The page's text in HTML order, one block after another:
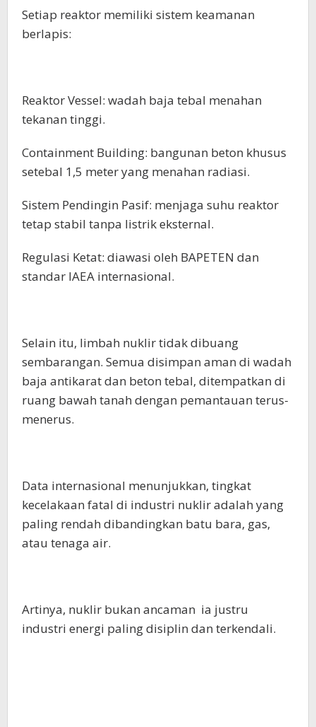
Setiap reaktor memiliki sistem keamanan
berlapis:
Reaktor Vessel: wadah baja tebal menahan
tekanan tinggi.
Containment Building: bangunan beton khusus
setebal 1,5 meter yang menahan radiasi.
Sistem Pendingin Pasif: menjaga suhu reaktor
tetap stabil tanpa listrik eksternal.
Regulasi Ketat: diawasi oleh BAPETEN dan
standar IAEA internasional.
Selain itu, limbah nuklir tidak dibuang
sembarangan. Semua disimpan aman di wadah
baja antikarat dan beton tebal, ditempatkan di
ruang bawah tanah dengan pemantauan terus-
menerus.
Data internasional menunjukkan, tingkat
kecelakaan fatal di industri nuklir adalah yang
paling rendah dibandingkan batu bara, gas,
atau tenaga air.
Artinya, nuklir bukan ancaman ia justru
industri energi paling disiplin dan terkendali.